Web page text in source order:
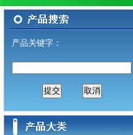
产品关键字：